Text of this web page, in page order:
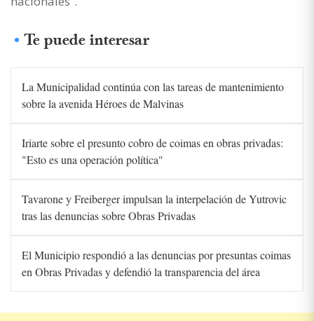
Te puede interesar
La Municipalidad continúa con las tareas de mantenimiento
sobre la avenida Héroes de Malvinas
Iriarte sobre el presunto cobro de coimas en obras privadas:
"Esto es una operación política"
Tavarone y Freiberger impulsan la interpelación de Yutrovic
tras las denuncias sobre Obras Privadas
El Municipio respondió a las denuncias por presuntas coimas
en Obras Privadas y defendió la transparencia del área